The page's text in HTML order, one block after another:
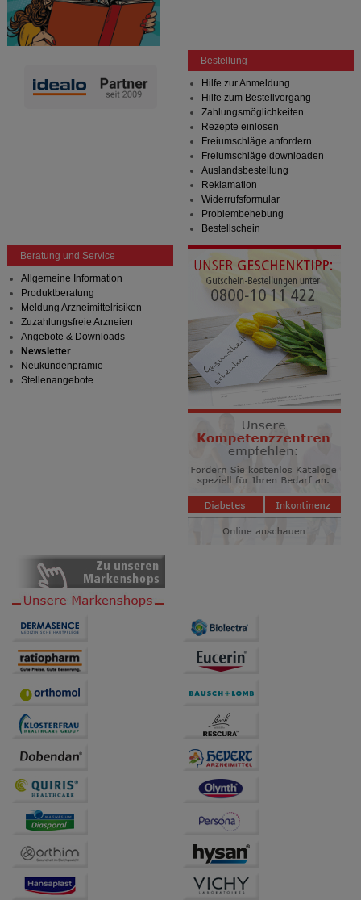
Informationen über die Art und Weise der Nutzung
unserer Website sammeln, mit deren Hilfe wir unsere
Website weiter für Sie optimieren können, den Inhalt
auf unserer Website aber auch die Werbung auf
Drittseiten möglichst relevant für Sie zu gestalten.
Bitte beachten Sie, dass Daten hierfür teilweise an
Dritte wie z.B. Google oder soziale Medien
Bestellung
Hilfe zur Anmeldung
Hilfe zum Bestellvorgang
Zahlungsmöglichkeiten
Rezepte einlösen
Freiumschläge anfordern
Freiumschläge downloaden
Auslandsbestellung
Reklamation
Widerrufsformular
Problembehebung
Bestellschein
Beratung und Service
Allgemeine Information
Produktberatung
Meldung Arzneimittelrisiken
Zuzahlungsfreie Arzneien
Angebote & Downloads
Newsletter
Neukundenprämie
Stellenangebote